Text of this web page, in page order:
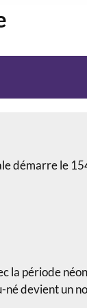
démarre le
la période
né devient un